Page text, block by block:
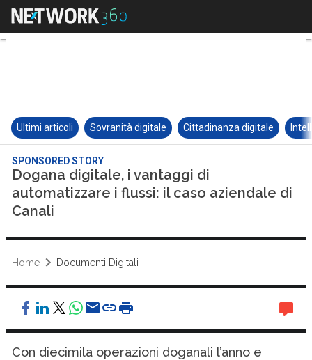
Ultimi articoli Sovranità digitale Cittadinanza digitale
SPONSORED STORY
Dogana digitale, i vantaggi di
automatizzare i flussi: il caso aziendale di
Canali
Home Documenti Digitali
Con diecimila operazioni doganali l’anno e